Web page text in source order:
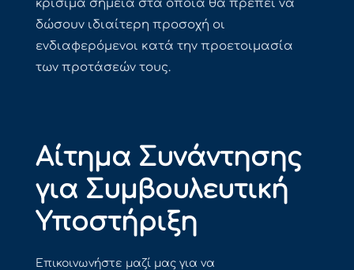
κρίσιμα σημεία στα οποία θα πρέπει να
δώσουν ιδιαίτερη προσοχή οι
ενδιαφερόμενοι κατά την προετοιμασία
των προτάσεών τους.
Αίτημα Συνάντησης
για Συμβουλευτική
Υποστήριξη
Επικοινωνήστε μαζί μας για να